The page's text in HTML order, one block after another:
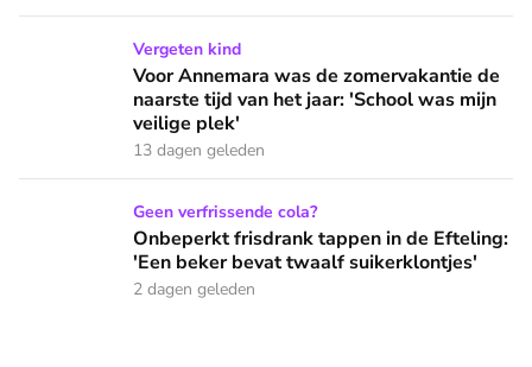
Voor Annemara was de zomervakantie de naarste tijd van
Vergeten kind
Voor Annemara was de zomervakantie de
naarste tijd van het jaar: 'School was mijn
veilige plek'
13 dagen geleden
Onbeperkt frisdrank tappen in de Efteling: 'Een beker
Geen verfrissende cola?
Onbeperkt frisdrank tappen in de Efteling:
'Een beker bevat twaalf suikerklontjes'
2 dagen geleden